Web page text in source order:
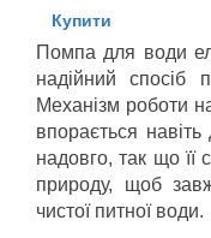
Купити
Помпа для води
надійний спосіб
Механізм роботи
впорається
надовго, так що
природу, щоб
чистої питної води.